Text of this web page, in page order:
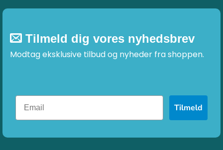
Tilmeld dig vores nyhedsbrev
Modtag eksklusive tilbud og nyheder fra shoppen.
Tilmeld